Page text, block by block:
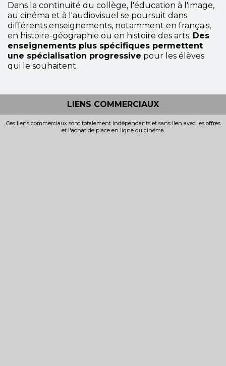
Dans la continuité du collège, l'éducation à l'image,
au cinéma et à l'audiovisuel se poursuit dans
différents enseignements, notamment en français,
en histoire-géographie ou en histoire des arts. Des
enseignements plus spécifiques permettent
une spécialisation progressive pour les élèves
qui le souhaitent.
LIENS COMMERCIAUX
Ces liens commerciaux sont totalement indépendants et sans lien avec les offres
et l'achat de place en ligne du cinéma.